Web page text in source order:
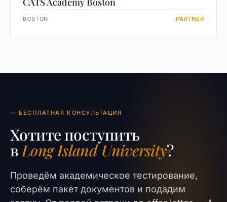
BOSTON PARTNER
— БЕСПЛАТНАЯ КОНСУЛЬТАЦИЯ
Хотите поступить
вLong Island University?
Проведём академическое тестирование,
соберём пакет документов и подадим